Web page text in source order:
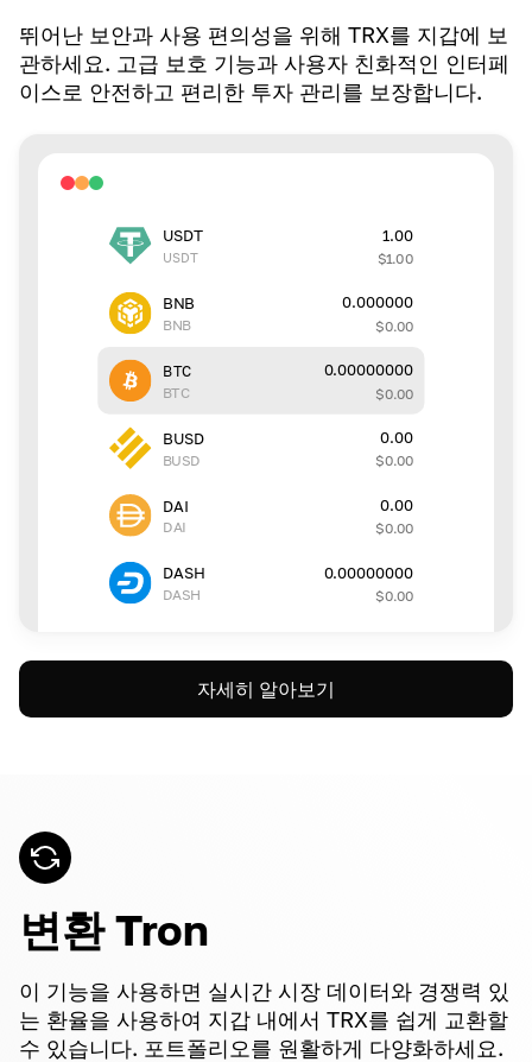
뛰어난 보안과 사용 편의성을 위해 TRX를 지갑에 보
관하세요. 고급 보호 기능과 사용자 친화적인 인터페
이스로 안전하고 편리한 투자 관리를 보장합니다.
USDT
USDT
1.00
$1.00
BNB
BNB
0.000000
$0.00
BTC
BTC
0.00000000
$0.00
BUSD
BUSD
0.00
$0.00
DAI
DAI
0.00
$0.00
DASH
DASH
0.00000000
$0.00
자세히 알아보기
변환 Tron
이 기능을 사용하면 실시간 시장 데이터와 경쟁력 있
는 환율을 사용하여 지갑 내에서 TRX를 쉽게 교환할
수 있습니다. 포트폴리오를 원활하게 다양화하세요.